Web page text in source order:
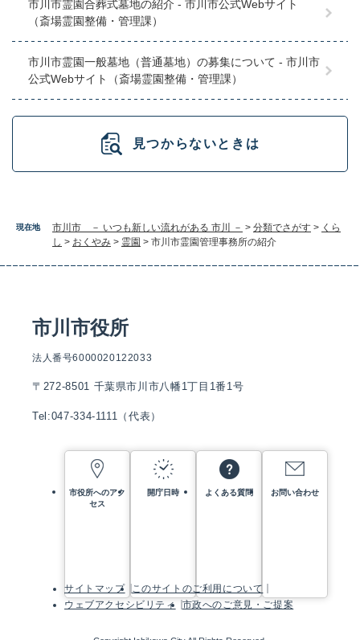
現在地 市川市 － いつも新しい流れがある 市川 － > 分類でさがす > くら
し > おくやみ > 霊園 > 市川市霊園管理事務所の紹介
市川市霊園合葬式墓地の紹介 - 市川市公式Webサイト
（斎場霊園整備・管理課）
市川市霊園一般墓地（普通墓地）の募集について - 市川市
公式Webサイト（斎場霊園整備・管理課）
見つからないときは
市川市役所
法人番号6000020122033
〒272-8501 千葉県市川市八幡1丁目1番1号
Tel:047-334-1111（代表）
市役所へのアク
セス
開庁日時 よくある質問 お問い合わせ
サイトマップ
このサイトのご利用について
ウェブアクセシビリティ
市政へのご意見・ご提案